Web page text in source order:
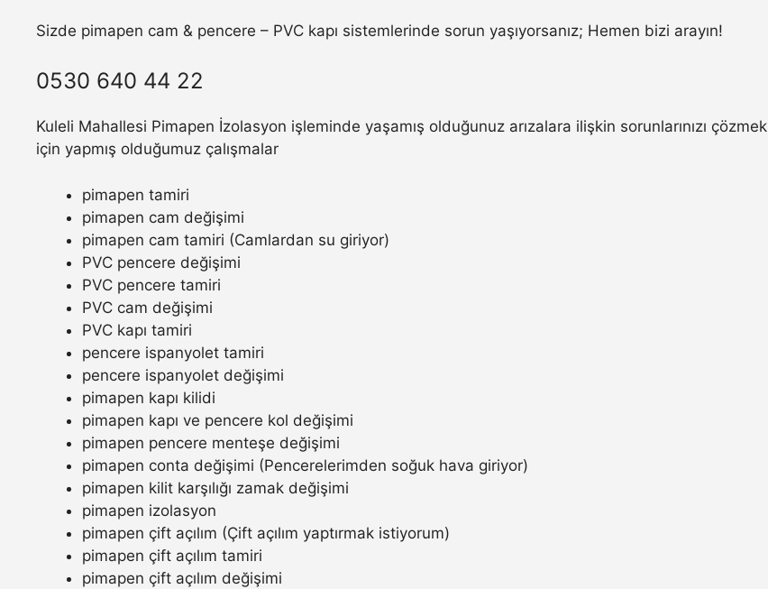
Sizde pimapen cam & pencere – PVC kapı sistemlerinde sorun yaşıyorsanız; Hemen bizi arayın!
0530 640 44 22
Kuleli Mahallesi Pimapen İzolasyon işleminde yaşamış olduğunuz arızalara ilişkin sorunlarınızı çözmek
için yapmış olduğumuz çalışmalar
pimapen tamiri
pimapen cam değişimi
pimapen cam tamiri (Camlardan su giriyor)
PVC pencere değişimi
PVC pencere tamiri
PVC cam değişimi
PVC kapı tamiri
pencere ispanyolet tamiri
pencere ispanyolet değişimi
pimapen kapı kilidi
pimapen kapı ve pencere kol değişimi
pimapen pencere menteşe değişimi
pimapen conta değişimi (Pencerelerimden soğuk hava giriyor)
pimapen kilit karşılığı zamak değişimi
pimapen izolasyon
pimapen çift açılım (Çift açılım yaptırmak istiyorum)
pimapen çift açılım tamiri
pimapen çift açılım değişimi